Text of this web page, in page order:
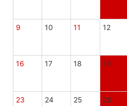
9 10 11 12
16 17 18 19
23 24 25 26